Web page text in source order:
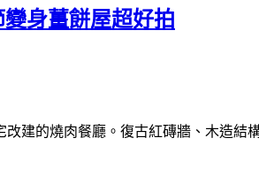
身薑餅屋超好拍
建的燒肉餐廳。復古紅磚牆、木造